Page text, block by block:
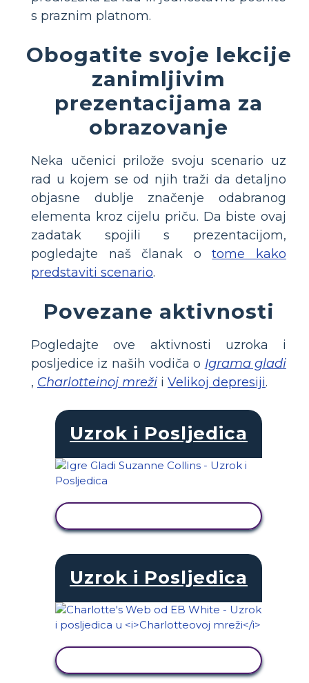
s praznim platnom.
Obogatite svoje lekcije
zanimljivim
prezentacijama za
obrazovanje
Neka učenici prilože svoju scenario uz
rad u kojem se od njih traži da detaljno
objasne dublje značenje odabranog
elementa kroz cijelu priču. Da biste ovaj
zadatak spojili s prezentacijom,
pogledajte naš članak otome kako
predstaviti scenario.
Povezane aktivnosti
Pogledajte ove aktivnosti uzroka i
posljedice iz naših vodiča o Igrama gladi
, Charlotteinoj mreži i Velikoj depresiji.
Uzrok i Posljedica
Uzrok i Posljedica